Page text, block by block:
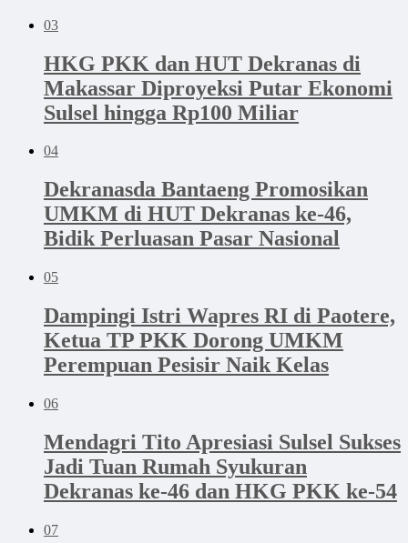
03
HKG PKK dan HUT Dekranas di
Makassar Diproyeksi Putar Ekonomi
Sulsel hingga Rp100 Miliar
04
Dekranasda Bantaeng Promosikan
UMKM di HUT Dekranas ke-46,
Bidik Perluasan Pasar Nasional
05
Dampingi Istri Wapres RI di Paotere,
Ketua TP PKK Dorong UMKM
Perempuan Pesisir Naik Kelas
06
Mendagri Tito Apresiasi Sulsel Sukses
Jadi Tuan Rumah Syukuran
Dekranas ke-46 dan HKG PKK ke-54
07